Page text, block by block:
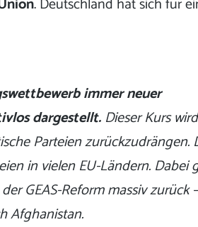
immer neuer
dargestellt. Dieser Kurs
Parteien zurückzudrängen.
in vielen EU-Ländern. Dabei
GEAS-Reform massiv zurück
Afghanistan.